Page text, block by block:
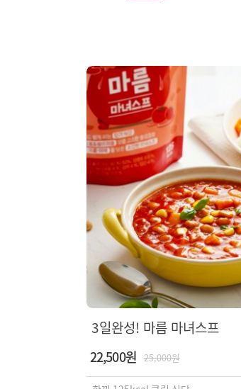
3일완성! 마름 마녀스프
22,500원 25,000원